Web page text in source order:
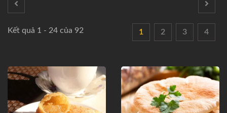
Kết quả 1 - 24 của 92 1 2 3 4